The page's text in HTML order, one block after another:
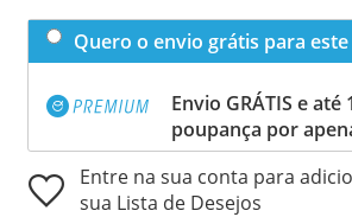
Quero o envio grátis para
Envio GRÁTIS e até
poupança por
Entre na sua conta para
sua Lista de Desejos